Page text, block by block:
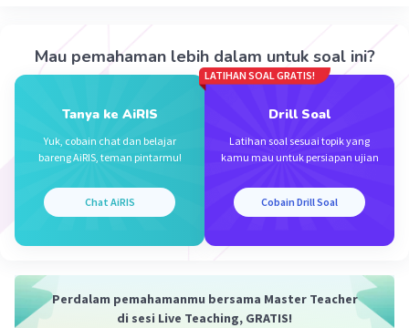
13 Desember 2023 09:09
Mau pemahaman lebih dalam untuk soal ini?
Tanya ke AiRIS
Yuk, cobain chat dan belajar
bareng AiRIS, teman pintarmu!
Chat AiRIS
LATIHAN SOAL GRATIS!
Drill Soal
Latihan soal sesuai topik yang
kamu mau untuk persiapan ujian
Cobain Drill Soal
Perdalam pemahamanmu bersama Master Teacher
di sesi Live Teaching, GRATIS!